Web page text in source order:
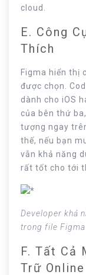
cloud.
E. Công
Thích
Figma hiển thị
được chọn.
dành cho iOS
của bên thứ
tượng ngay
thế, nếu bạn
vẫn khả năng
rất tốt cho tới
Developer khả
trong file Figma
F. Tất Cả
Trữ Online